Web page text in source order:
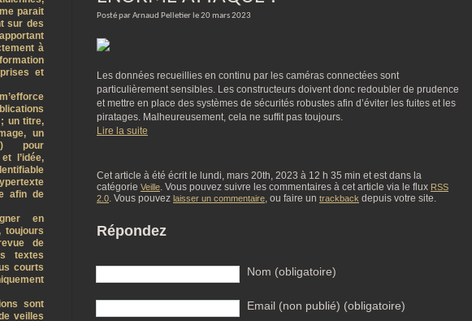
Posté par Arnaud Pelletier le 20 mars 2023
Les données recueillies en continu par les caméras connectées sont
particulièrement sensibles. Les constructeurs doivent donc redoubler de prudence
et mettre en place des systèmes de sécurités robustes afin d’éviter les fuites et les
piratages. Malheureusement, cela ne suffit pas toujours.
Lire la suite
Cet article à été écrit le lundi, mars 20th, 2023 à 12 h 35 min et est dans la
catégorie Veille. Vous pouvez suivre les commentaires à cet article via le flux RSS
2.0. Vous pouvez laisser un commentaire, ou faire un trackback depuis votre site.
Répondez
Nom (obligatoire)
Email (non publié) (obligatoire)
parait
sur des
à
et
un titre,
un
pour
l’idée,
afin de
en
toujours
de
textes
courts
sont
veilles